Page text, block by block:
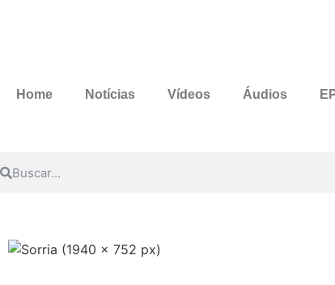
Home Notícias Vídeos Áudios